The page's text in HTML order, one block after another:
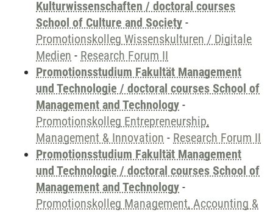
Kulturwissenschaften / doctoral courses
School of Culture and Society -
Promotionskolleg Wissenskulturen / Digitale
Medien - Research Forum II
Promotionsstudium Fakultät Management
und Technologie / doctoral courses School of
Management and Technology -
Promotionskolleg Entrepreneurship,
Management & Innovation - Research Forum II
Promotionsstudium Fakultät Management
und Technologie / doctoral courses School of
Management and Technology -
Promotionskolleg Management, Accounting &